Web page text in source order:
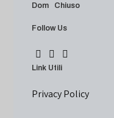
Dom Chiuso
Follow Us
Link Utili
Privacy Policy